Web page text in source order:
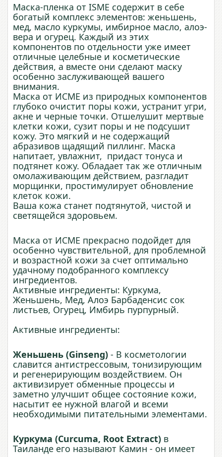
Маска-пленка от ISME содержит в себе
богатый комплекс элементов: женьшень,
мед, масло куркумы, имбирное масло, алоэ-
вера и огурец. Каждый из этих
компонентов по отдельности уже имеет
отличные целебные и косметические
действия, а вместе они сделают маску
особенно заслуживающей вашего
внимания.
Маска от ИСМЕ из природных компонентов
глубоко очистит поры кожи, устранит угри,
акне и черные точки. Отшелушит мертвые
клетки кожи, сузит поры и не подсушит
кожу. Это мягкий и не содержащий
абразивов щадящий пиллинг. Маска
напитает, увлажнит, придаст тонуса и
подтянет кожу. Обладает так же отличным
омолаживающим действием, разгладит
морщинки, простимулирует обновление
клеток кожи.
Ваша кожа станет подтянутой, чистой и
светящейся здоровьем.
Маска от ИСМЕ прекрасно подойдет для
особенно чувствительной, для проблемной
и возрастной кожи за счет оптимально
удачному подобранного комплексу
ингредиентов.
Активные ингредиенты: Куркума,
Женьшень, Мед, Алоэ Барбаденсис сок
листьев, Огурец, Имбирь пурпурный.
Активные ингредиенты:
Женьшень (Ginseng) - В косметологии
славится антистрессовым, тонизирующим
и регенерирующим воздействием. Он
активизирует обменные процессы и
заметно улучшит общее состояние кожи,
насытит ее нужной влагой и всеми
необходимыми питательными элементами.
Куркума (Curcuma, Root Extract) в
Таиланде его называют Камин - он имеет